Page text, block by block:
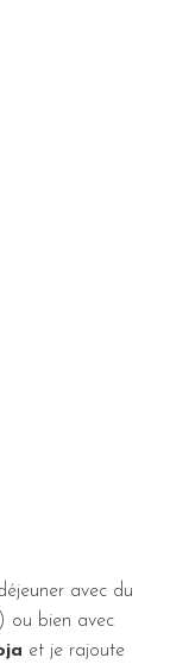
avec du
ou bien avec
et je rajoute